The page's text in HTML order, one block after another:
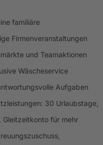
familiäre
Firmenveranstaltungen
und Teamaktionen
Wäscheservice
Aufgaben
30 Urlaubstage,
Gleitzeitkonto für mehr